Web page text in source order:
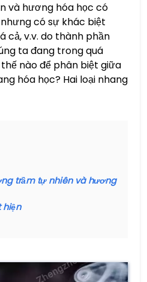
và hương hóa học có
có sự khác biệt
cả, v.v. do thành phần
ta đang trong quá
nào để phân biệt giữa
hóa học? Hai loại nhang
trầm tự nhiên và hương
hiện